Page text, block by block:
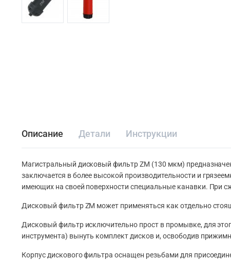
Описание Детали Инструкции
Магистральный дисковый фильтр ZM (130 мкм)
заключается в более высокой производительности и
имеющих на своей поверхности специальные канавки. При
Дисковый фильтр ZM может применяться как отдельно
Дисковый фильтр исключительно прост в промывке, для
инструмента) вынуть комплект дисков и, освободив
Корпус дискового фильтра оснащен резьбами для